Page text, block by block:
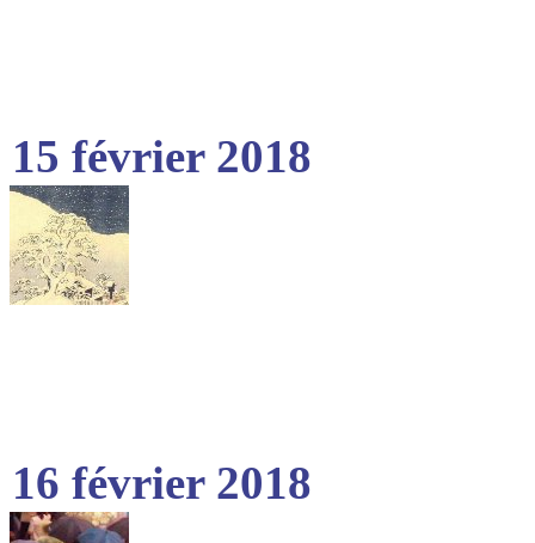
15 février 2018
16 février 2018